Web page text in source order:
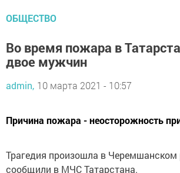
ОБЩЕСТВО
Во время пожара в
двое мужчин
admin, 10 марта 2021 - 10:57
Причина пожара - неосторожность
Трагедия произошла в Черемшанском
сообщили в МЧС Татарстана.